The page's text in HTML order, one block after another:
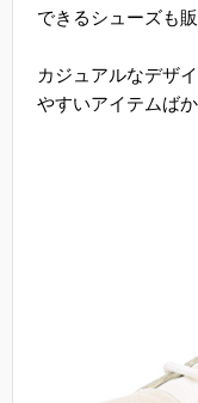
できるシューズも
カジュアルなデザ
やすいアイテムば